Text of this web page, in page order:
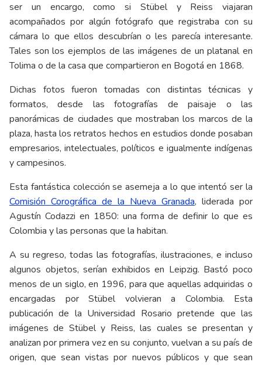
ser un encargo, como si Stübel y Reiss viajaran
acompañados por algún fotógrafo que registraba con su
cámara lo que ellos descubrían o les parecía interesante.
Tales son los ejemplos de las imágenes de un platanal en
Tolima o de la casa que compartieron en Bogotá en 1868.
Dichas fotos fueron tomadas con distintas técnicas y
formatos, desde las fotografías de paisaje o las
panorámicas de ciudades que mostraban los marcos de la
plaza, hasta los retratos hechos en estudios donde posaban
empresarios, intelectuales, políticos e igualmente indígenas
y campesinos.
Esta fantástica colección se asemeja a lo que intentó ser la
Comisión Corográfica de la Nueva Granada, liderada por
Agustín Codazzi en 1850: una forma de definir lo que es
Colombia y las personas que la habitan.
A su regreso, todas las fotografías, ilustraciones, e incluso
algunos objetos, serían exhibidos en Leipzig. Bastó poco
menos de un siglo, en 1996, para que aquellas adquiridas o
encargadas por Stübel volvieran a Colombia. Esta
publicación de la Universidad Rosario pretende que las
imágenes de Stübel y Reiss, las cuales se presentan y
analizan por primera vez en su conjunto, vuelvan a su país de
origen, que sean vistas por nuevos públicos y que sean